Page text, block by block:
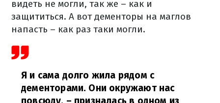
видеть не могли, так же – как и
защититься. А вот дементоры на маглов
напасть – как раз таки могли.
Я и сама долго жила рядом с
дементорами. Они окружают нас
повсюду, – призналась в одном из